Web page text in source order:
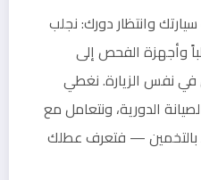
وانتظار دورك: نجلب
وأجهزة الفحص إلى
نفس الزيارة. نغطي
الدورية، ونتعامل مع
بالتخمين — فتعرف عطلك